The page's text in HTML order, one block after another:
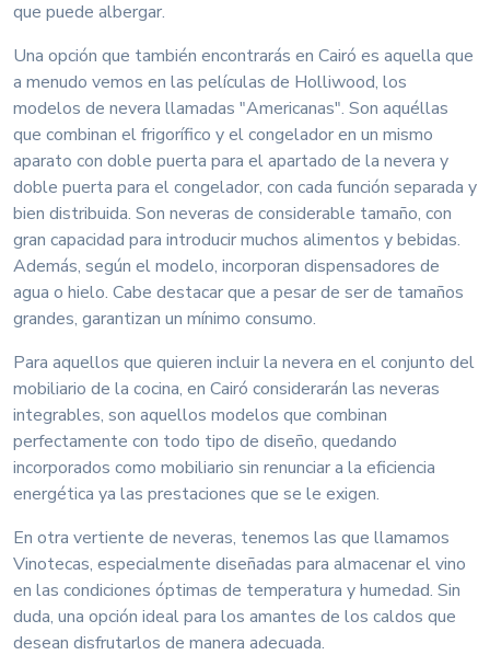
que puede albergar.
Una opción que también encontrarás en Cairó es aquella que
a menudo vemos en las películas de Holliwood, los
modelos de nevera llamadas "Americanas". Son aquéllas
que combinan el frigorífico y el congelador en un mismo
aparato con doble puerta para el apartado de la nevera y
doble puerta para el congelador, con cada función separada y
bien distribuida. Son neveras de considerable tamaño, con
gran capacidad para introducir muchos alimentos y bebidas.
Además, según el modelo, incorporan dispensadores de
agua o hielo. Cabe destacar que a pesar de ser de tamaños
grandes, garantizan un mínimo consumo.
Para aquellos que quieren incluir la nevera en el conjunto del
mobiliario de la cocina, en Cairó considerarán las neveras
integrables, son aquellos modelos que combinan
perfectamente con todo tipo de diseño, quedando
incorporados como mobiliario sin renunciar a la eficiencia
energética ya las prestaciones que se le exigen.
En otra vertiente de neveras, tenemos las que llamamos
Vinotecas, especialmente diseñadas para almacenar el vino
en las condiciones óptimas de temperatura y humedad. Sin
duda, una opción ideal para los amantes de los caldos que
desean disfrutarlos de manera adecuada.